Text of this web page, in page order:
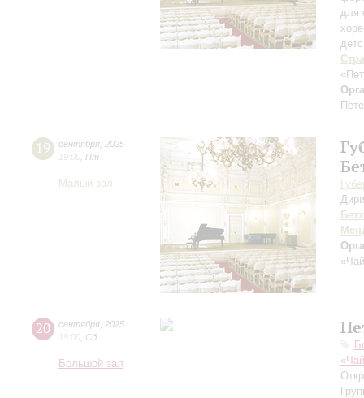
для
19 сентября 2025
19:00 Пт
Малый зал
20 сентября 2025
19:00 Сб
Большой зал